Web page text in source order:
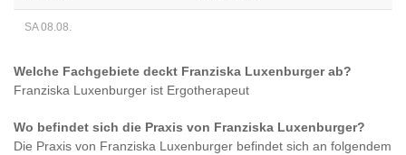
SA 08.08.
Welche Fachgebiete deckt Franziska Luxenburgerab?
Franziska Luxenburger ist Ergotherapeut
Wo befindet sich die Praxis von Franziska Luxenburger?
Die Praxis von Franziska Luxenburger befindet sich an folgendem